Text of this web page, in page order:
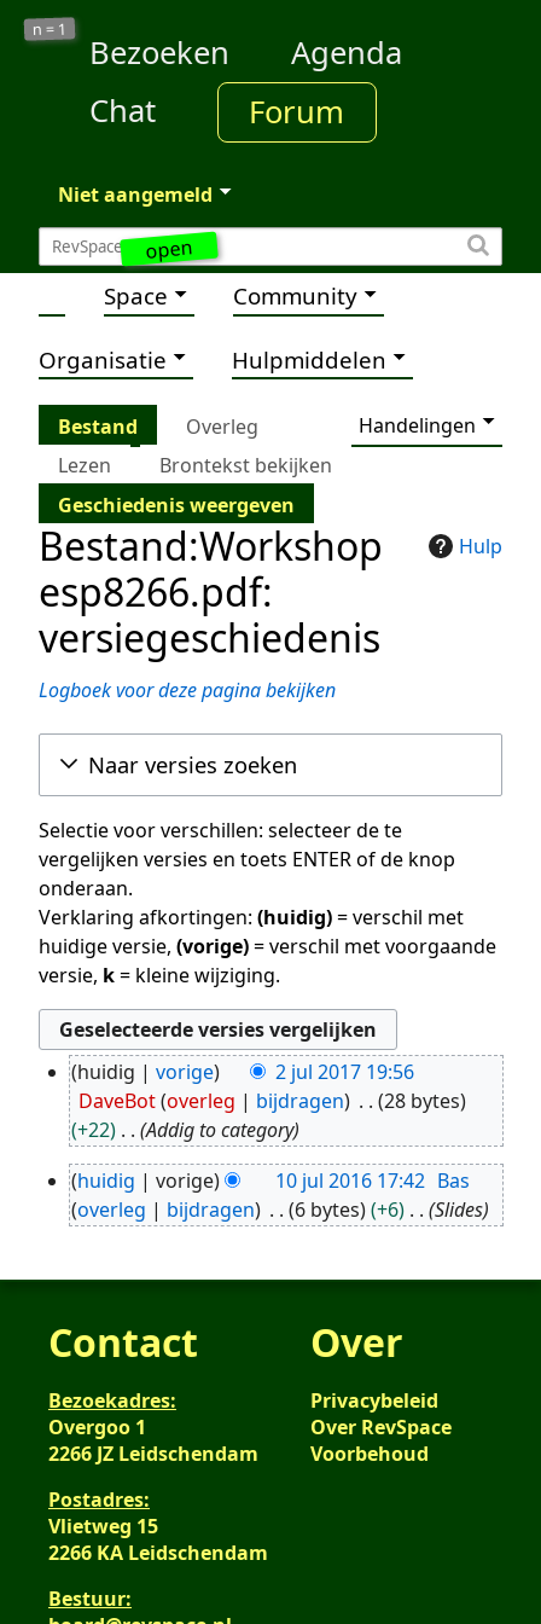
open
n = 1
Bezoeken
Agenda
Chat
Forum
Niet aangemeld
Space Community
Organisatie Hulpmiddelen
Bestand Overleg
Handelingen
Lezen
Brontekst bekijken
Geschiedenis weergeven
Hulp
Bestand:Workshop
esp8266.pdf:
versiegeschiedenis
Logboek voor deze pagina bekijken
Naar versies zoeken
Selectie voor verschillen: selecteer de te
vergelijken versies en toets ENTER of de knop
onderaan.
Verklaring afkortingen: (huidig)= verschil met
huidige versie, (vorige)= verschil met voorgaande
versie, k= kleine wijziging.
2
jul
2017
huidig vorige
2 jul 2017 19:56
DaveBot overleg bijdragen
28 bytes
+22
Addig to category
10
jul
huidig vorige 10 jul 2016 17:42 Bas
overleg
bijdragen 6 bytes +6 Slides
Contact
Bezoekadres:
Overgoo 1
2266 JZ Leidschendam
Postadres:
Vlietweg 15
2266 KA Leidschendam
Bestuur:
Over
Privacybeleid
Over RevSpace
Voorbehoud